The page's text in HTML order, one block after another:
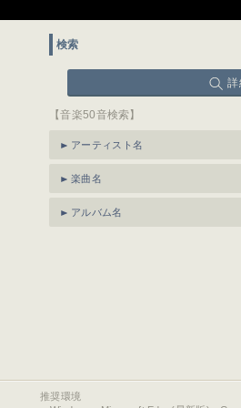
検索
詳
【音楽50音検索】
アーティスト名
楽曲名
アルバム名
推奨環境